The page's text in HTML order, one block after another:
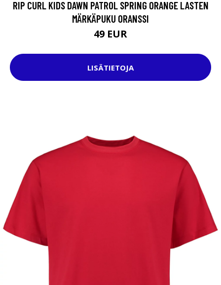
RIP CURL KIDS DAWN PATROL SPRING ORANGE LASTEN
MÄRKÄPUKU ORANSSI
49 EUR
LISÄTIETOJA